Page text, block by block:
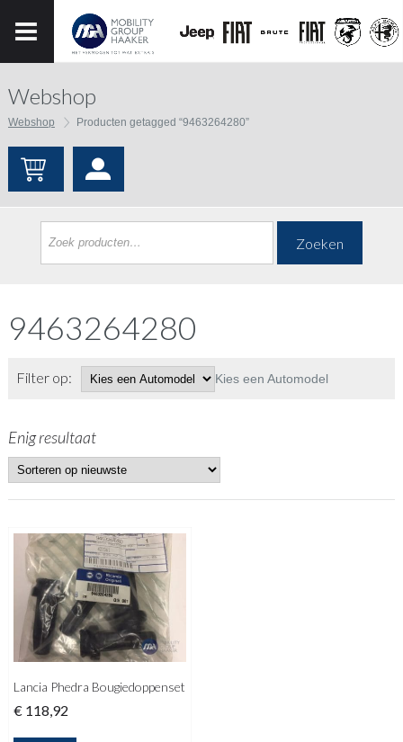
Webshop
Webshop Producten getagged “9463264280”
Zoeken
9463264280
Filter op: Kies een Automodel
Enig resultaat
Lancia Phedra Bougiedoppenset
€ 118,92